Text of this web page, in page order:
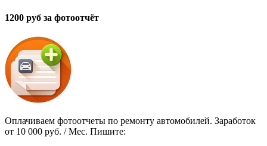
1200 руб за фотоотчёт
Оплачиваем фотоотчеты по ремонту автомобилей. Заработок
от 10 000 руб. / Мес. Пишите: